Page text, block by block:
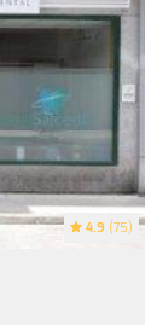
4.9 (75)